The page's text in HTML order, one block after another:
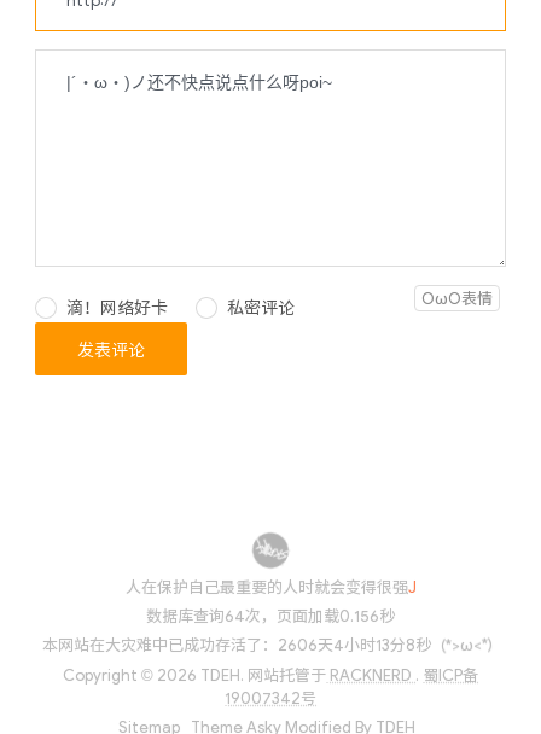
滴！网络好卡 私密评论 OωO表情
人在保护自己最重要的人时Pe'7\
数据库查询64次，页面加载0.156秒
本网站在大灾难中已成功存活了：2606天4小时13分9秒 (*>ω<*)
Copyright © 2026 TDEH. 网站托管于 RACKNERD . 蜀ICP备
19007342号
Sitemap ThemeAsky Modified By TDEH